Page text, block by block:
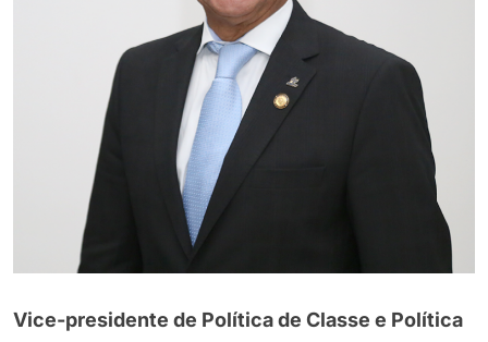
Vice-presidente de Política de Classe e Política